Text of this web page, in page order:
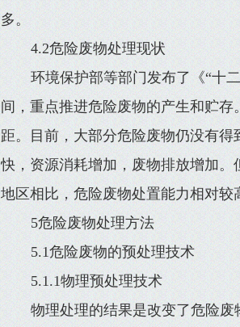
多。
4.2危险废物处理现状
环境保护部等部门发布了《“十
间，重点推进危险废物的产生和贮
距。目前，大部分危险废物仍没有
快，资源消耗增加，废物排放增加
地区相比，危险废物处置能力相对较
5危险废物处理方法
5.1危险废物的预处理技术
5.1.1物理预处理技术
物理处理的结果是改变了危险